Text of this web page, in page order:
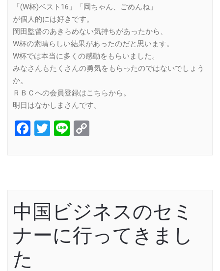
「(W杯)ベスト16」「岡ちゃん、ごめんね」
が個人的には好きです。
岡田監督のあきらめない気持ちがあったから、
W杯の素晴らしい結果があったのだと思います。
W杯では本当に多くの感動をもらいました。
みなさんもたくさんの勇気をもらったのではないでしょう
か。
ＲＢＣへの会員登録はこちらから。
明日はなかしまさんです。
Facebook
Twitter
Line
中国ビジネスのセミ
ナーに行ってきまし
た